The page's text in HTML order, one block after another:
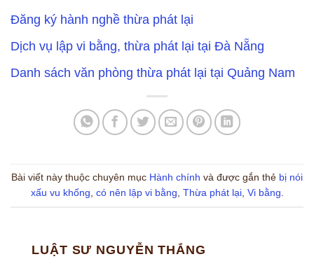
Đăng ký hành nghề thừa phát lại
Dịch vụ lập vi bằng, thừa phát lại tại Đà Nẵng
Danh sách văn phòng thừa phát lại tại Quảng Nam
Bài viết này thuộc chuyên mục Hành chính và được gắn thẻ bị nói
xấu vu khống, có nên lập vi bằng, Thừa phát lại, Vi bằng.
LUẬT SƯ NGUYỄN THẮNG